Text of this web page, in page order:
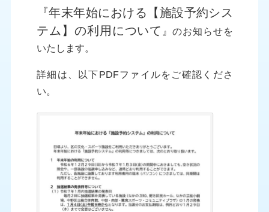
『年末年始における【施設予約シス
テム】の利用について 』のお知らせを
いたします。
詳細は、以下PDFファイルをご確認くださ
い。